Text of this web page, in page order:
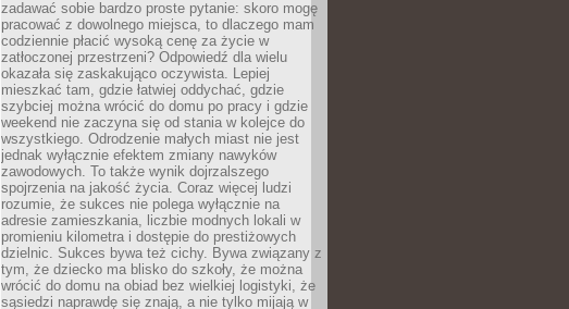
zadawać sobie bardzo proste pytanie: skoro mogę
pracować z dowolnego miejsca, to dlaczego mam
codziennie płacić wysoką cenę za życie w
zatłoczonej przestrzeni? Odpowiedź dla wielu
okazała się zaskakująco oczywista. Lepiej
mieszkać tam, gdzie łatwiej oddychać, gdzie
szybciej można wrócić do domu po pracy i gdzie
weekend nie zaczyna się od stania w kolejce do
wszystkiego. Odrodzenie małych miast nie jest
jednak wyłącznie efektem zmiany nawyków
zawodowych. To także wynik dojrzalszego
spojrzenia na jakość życia. Coraz więcej ludzi
rozumie, że sukces nie polega wyłącznie na
adresie zamieszkania, liczbie modnych lokali w
promieniu kilometra i dostępie do prestiżowych
dzielnic. Sukces bywa też cichy. Bywa związany z
tym, że dziecko ma blisko do szkoły, że można
wrócić do domu na obiad bez wielkiej logistyki, że
sąsiedzi naprawdę się znają, a nie tylko mijają w